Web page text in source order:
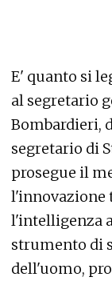
E' quanto si
al segretario
Bombardieri,
segretario di
prosegue il
l'innovazione
l'intelligenza
strumento di
dell'uomo,